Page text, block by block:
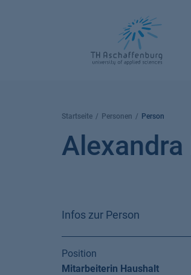
Startseite Personen Person
Alexandra
Infos zur Person
Position
Mitarbeiterin Haushalt